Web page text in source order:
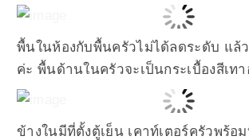
พื้นในห้องกับพื้นครัวไม่ได้ลดระดับ แล้
ค่ะ พื้นด้านในครัวจะเป็นกระเบื้องสีเท
ข้างในมีที่ตั้งตู้เย็น เคาท์เตอร์ครัวพร้อ